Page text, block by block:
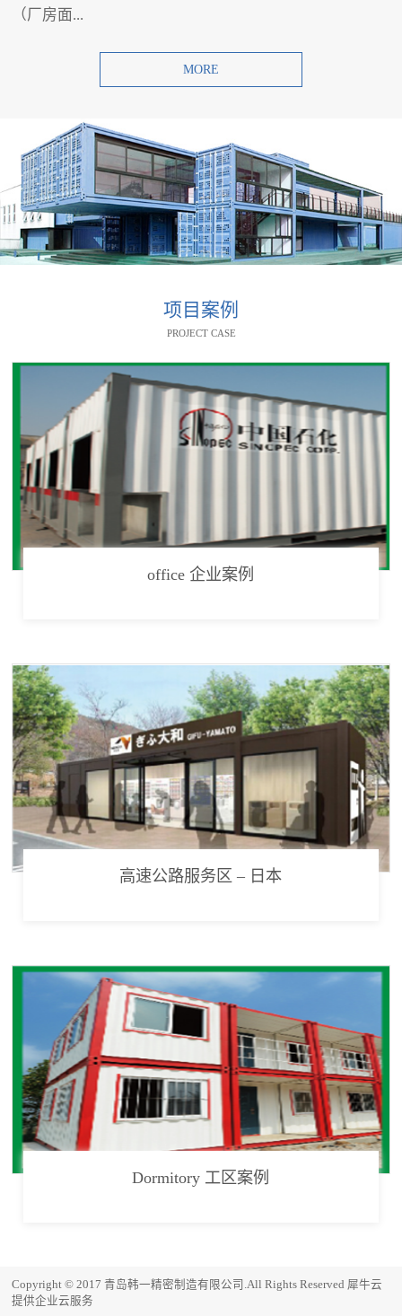
（厂房面...
MORE
项目案例
PROJECT CASE
office 企业案例
高速公路服务区 – 日本
Dormitory 工区案例
Copyright © 2017 青岛韩一精密制造有限公司.All Rights Reserved 犀牛云
提供企业云服务